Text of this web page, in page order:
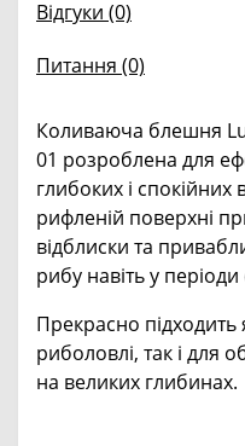
Відгуки (0)
Питання (0)
Коливаюча блешня
01 розроблена для
глибоких і
рифленій поверхні
відблиски та
рибу навіть у періоди
Прекрасно підходить
риболовлі, так і для
на великих глибинах.